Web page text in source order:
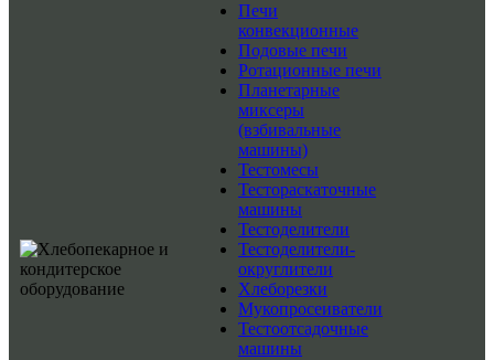
Печи
конвекционные
Подовые печи
Ротационные печи
Планетарные
миксеры
(взбивальные
машины)
Тестомесы
Тестораскаточные
машины
Тестоделители
Тестоделители-
округлители
Хлеборезки
Мукопросеиватели
Тестоотсадочные
машины